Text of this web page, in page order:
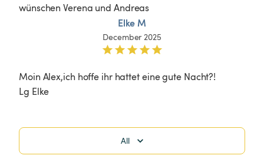
wünschen Verena und Andreas
Elke M
December 2025
Moin Alex,ich hoffe ihr hattet eine gute Nacht?!
Lg Elke
All